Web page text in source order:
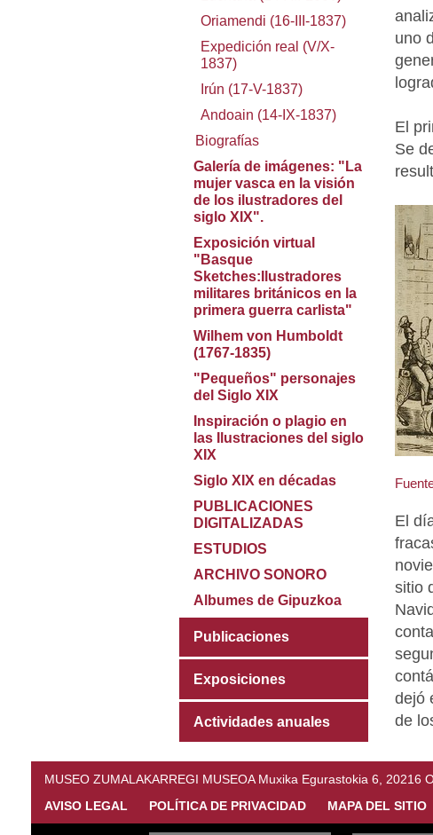
uno
El
Se
El
sitio
dejó
de
Oriamendi (16-III-1837)
Expedición real (V/X-
1837)
Irún (17-V-1837)
Andoain (14-IX-1837)
Biografías
Galería de imágenes: "La
mujer vasca en la visión
de los ilustradores del
siglo XIX".
Exposición virtual
"Basque
Sketches:Ilustradores
militares británicos en la
primera guerra carlista"
Wilhem von Humboldt
(1767-1835)
"Pequeños" personajes
del Siglo XIX
Inspiración o plagio en
las Ilustraciones del siglo
XIX
Siglo XIX en décadas
PUBLICACIONES
DIGITALIZADAS
ESTUDIOS
ARCHIVO SONORO
Albumes de Gipuzkoa
Publicaciones
Exposiciones
Actividades anuales
MUSEO ZUMALAKARREGI MUSEOA Muxika Egurastokia 6,
AVISO LEGAL
POLÍTICA DE PRIVACIDAD MAPA DEL SITIO